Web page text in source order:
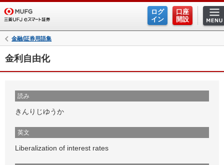
ログ
イン
口座
開設
金融/証券用語集
金利自由化
読み
きんりじゆうか
英文
Liberalization of interest rates